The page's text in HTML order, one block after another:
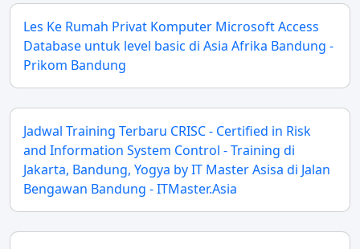
Les Ke Rumah Privat Komputer Microsoft Access
Database untuk level basic di Asia Afrika Bandung -
Prikom Bandung
Jadwal Training Terbaru CRISC - Certified in Risk
and Information System Control - Training di
Jakarta, Bandung, Yogya by IT Master Asisa di Jalan
Bengawan Bandung - ITMaster.Asia